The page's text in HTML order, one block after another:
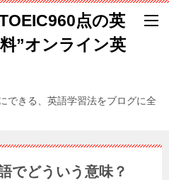
点の英
”オンライン英
できる、英語学習法をブログに全
でどういう意味？